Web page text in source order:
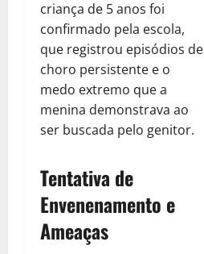
criança de 5 anos foi
confirmado pela escola,
que registrou episódios de
choro persistente e o
medo extremo que a
menina demonstrava ao
ser buscada pelo genitor.
Tentativa de
Envenenamento e
Ameaças